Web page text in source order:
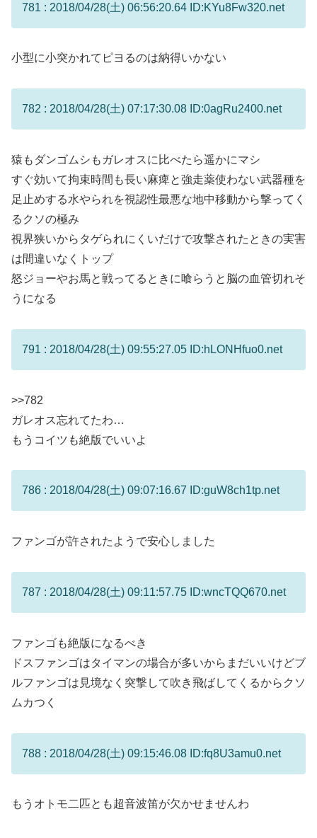
781 : 2018/04/28(土) 06:56:20.64 ID:KYu8Fw320.net
小型に小突かれてピヨるのは納得いかない
782 : 2018/04/28(土) 07:17:30.08 ID:0agRu2400.net
猿もダンゴムシもガレオスに比べたら遥かにマシ
すぐ効いて拘束時間も長い麻痺と強走薬使わない武器種を
足止めする水やられを視認性最悪な地中移動から撃ってく
るクソの極み
視界狭いからタゲられにくいだけで攻撃されたときの実害
は間違いなくトップ
怒ジョーやお馬と戦ってるときに喰らうと脳の血管切れそ
うになる
791 : 2018/04/28(土) 09:55:27.05 ID:hLONHfuo0.net
>>782
ガレオス忘れてたわ…
もうコイツも絶版でいいよ
786 : 2018/04/28(土) 09:07:16.67 ID:guW8ch1tp.net
ファンゴが許されたようで安心しました
787 : 2018/04/28(土) 09:11:57.75 ID:wncTQQ670.net
ファンゴも絶版になるべき
ドスファンゴはタイマンの場合が多いからまだいいけどブ
ルファンゴは見境なく突撃して吹き飛ばしてくるからクソ
ムカつく
788 : 2018/04/28(土) 09:15:46.08 ID:fq8U3amu0.net
もうオトモ二匹とも超音波笛が欠かせませんわ